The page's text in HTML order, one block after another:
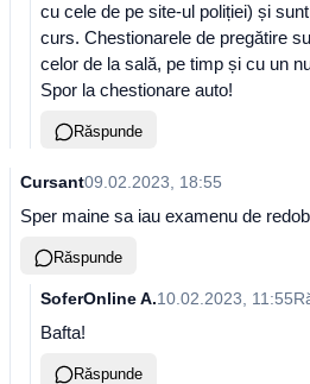
cu cele de pe site-ul poliției) și
curs. Chestionarele de pregătire
celor de la sală, pe timp și cu un
Spor la chestionare auto!
Răspunde
Cursant09.02.2023, 18:55
Sper maine sa iau examenu de
Răspunde
SoferOnline A.10.02.2023, 11:55
Bafta!
Răspunde